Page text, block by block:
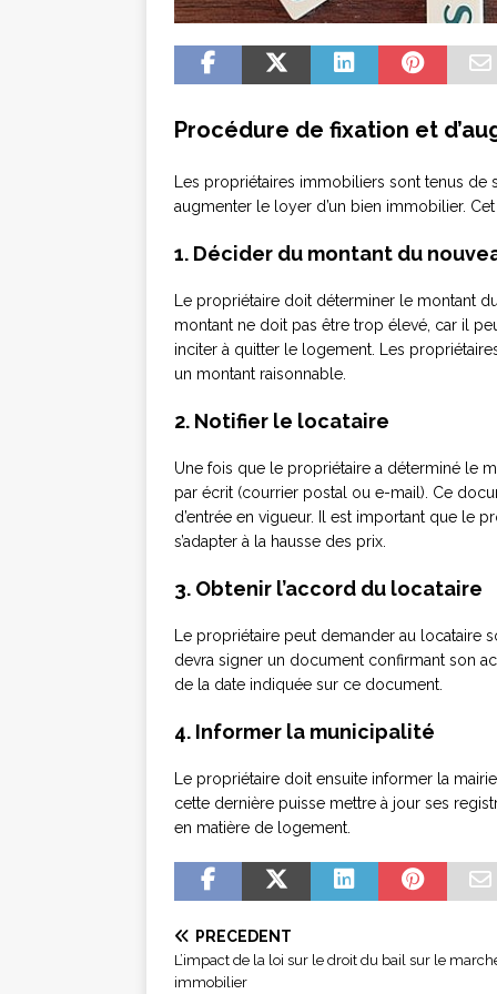
Procédure de fixation et
Les propriétaires immobiliers sont tenus
augmenter le loyer d’un bien immobilier.
1. Décider du montant du
Le propriétaire doit déterminer le montant
montant ne doit pas être trop élevé, car il
inciter à quitter le logement. Les
un montant raisonnable.
2. Notifier le locataire
Une fois que le propriétaire a déterminé le
par écrit (courrier postal ou e-mail). Ce
d’entrée en vigueur. Il est important que le
s’adapter à la hausse des prix.
3. Obtenir l’accord du locataire
Le propriétaire peut demander au locataire
devra signer un document confirmant son
de la date indiquée sur ce document.
4. Informer la municipalité
Le propriétaire doit ensuite informer la
cette dernière puisse mettre à jour ses
en matière de logement.
PRÉCÉDENT
L’impact de la loi sur le droit du bail sur le
immobilier